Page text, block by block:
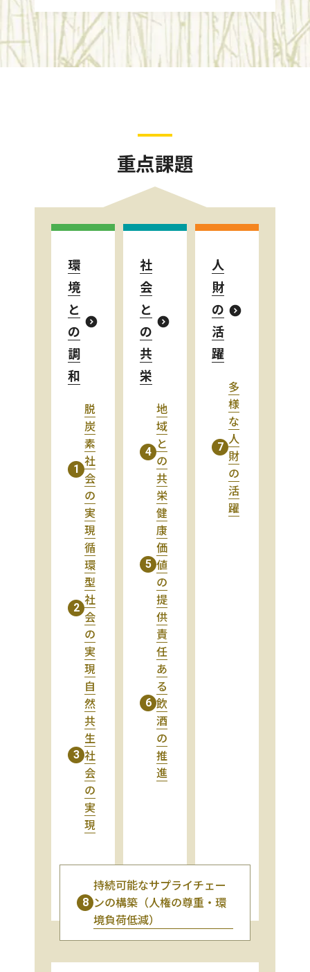
重点課題
環
境
と
の
調
和
1
脱
炭
素
社
会
の
実
現
2
循
環
型
社
会
の
実
現
3
自
然
共
生
社
会
の
実
現
社
会
と
の
共
栄
4
地
域
と
の
共
栄
5
健
康
価
値
の
提
供
6
責
任
あ
る
飲
酒
の
推
進
人
財
の
活
躍
7
多
様
な
人
財
の
活
躍
8
持続可能なサプライチェー
ンの構築（人権の尊重・環
境負荷低減）